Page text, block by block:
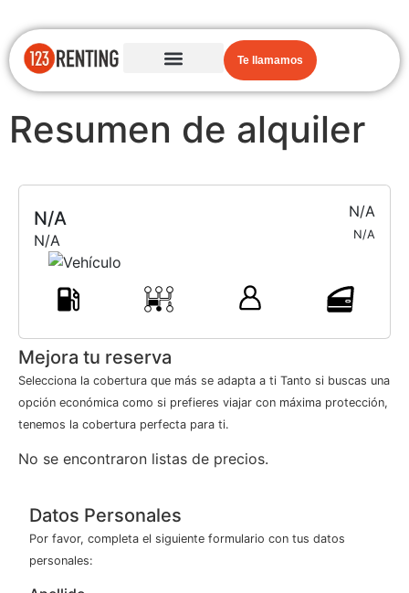
Te llamamos
Resumen de alquiler
N/A
N/A
N/A
N/A
Mejora tu reserva
Selecciona la cobertura que más se adapta a ti Tanto si buscas una
opción económica como si prefieres viajar con máxima protección,
tenemos la cobertura perfecta para ti.
No se encontraron listas de precios.
Datos Personales
Por favor, completa el siguiente formulario con tus datos
personales: